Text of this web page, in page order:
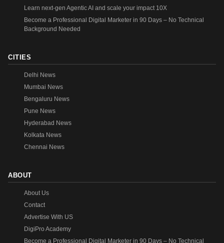
Learn next-gen Agentic AI and scale your impact 10X
Become a Professional Digital Marketer in 90 Days – No Technical
Background Needed
CITIES
Delhi News
Mumbai News
Bengaluru News
Pune News
Hyderabad News
Kolkata News
Chennai News
ABOUT
About Us
Contact
Advertise With US
DigiPro Academy
Become a Professional Digital Marketer in 90 Days – No Technical